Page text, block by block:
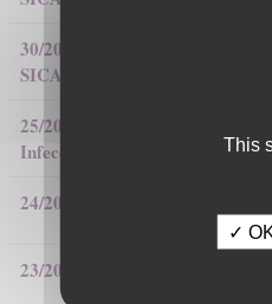
30/2026.- Contrato Técnico/a
SICAR-H (II)
25/2026.- Contrato EECC
Infecciosas, en Jaén
24/2026.- Contrato EECC
23/2026.- Investigador/a
This
✓